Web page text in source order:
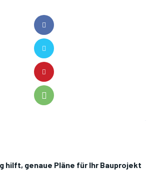
hilft, genaue Pläne für Ihr Bauprojekt